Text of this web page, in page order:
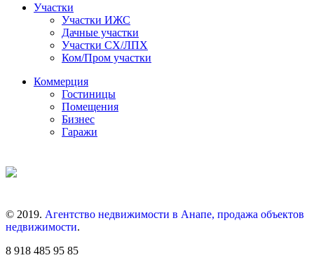
Участки
Участки ИЖС
Дачные участки
Участки СХ/ЛПХ
Ком/Пром участки
Коммерция
Гостиницы
Помещения
Бизнес
Гаражи
© 2019. Агентство недвижимости в Анапе, продажа объектов
недвижимости.
8 918 485 95 85